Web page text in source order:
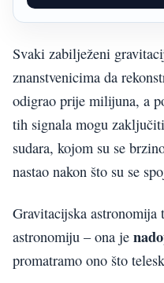
Svaki zabilježeni
znanstvenicima da
odigrao prije milijuna, a
tih signala mogu
sudara, kojom su se
nastao nakon što su se
Gravitacijska astronomija
astronomiju – ona je
promatramo ono što